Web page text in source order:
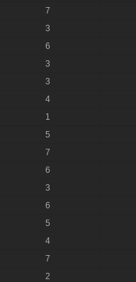
7
3
6
3
3
4
1
5
7
6
3
6
5
4
7
2